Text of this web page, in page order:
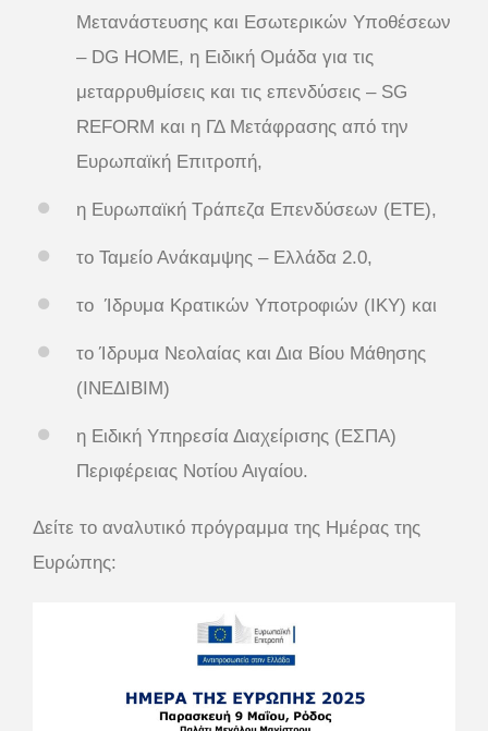
Μετανάστευσης και Εσωτερικών Υποθέσεων
– DG HOME, η Ειδική Ομάδα για τις
μεταρρυθμίσεις και τις επενδύσεις – SG
REFORM και η ΓΔ Μετάφρασης από την
Ευρωπαϊκή Επιτροπή,
η Ευρωπαϊκή Τράπεζα Επενδύσεων (ΕΤΕ),
το Ταμείο Ανάκαμψης – Ελλάδα 2.0,
το Ίδρυμα Κρατικών Υποτροφιών (ΙΚΥ) και
το Ίδρυμα Νεολαίας και Δια Βίου Μάθησης
(ΙΝΕΔΙΒΙΜ)
η Ειδική Υπηρεσία Διαχείρισης (ΕΣΠΑ)
Περιφέρειας Νοτίου Αιγαίου.
Δείτε το αναλυτικό πρόγραμμα της Ημέρας της
Ευρώπης: